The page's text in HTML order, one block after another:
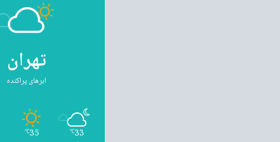
تهران
ابرهای پراکنده
33
℃
35
℃